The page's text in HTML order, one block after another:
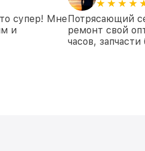
супер! Мне
и
Потрясающий
ремонт свой
часов,